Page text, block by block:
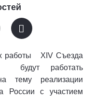
работы XIV Съезда
будут работать
тему реализации
России с участием